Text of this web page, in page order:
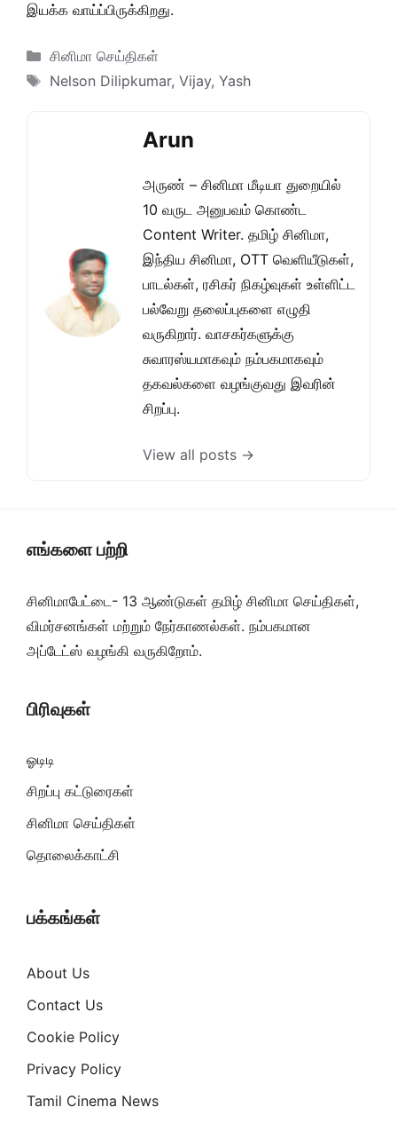
இயக்க வாய்ப்பிருக்கிறது.
Categories
சினிமா செய்திகள்
Tags
Nelson Dilipkumar, Vijay, Yash
Arun
அருண் – சினிமா மீடியா துறையில்
10 வருட அனுபவம் கொண்ட
Content Writer. தமிழ் சினிமா,
இந்திய சினிமா, OTT வெளியீடுகள்,
பாடல்கள், ரசிகர் நிகழ்வுகள் உள்ளிட்ட
பல்வேறு தலைப்புகளை எழுதி
வருகிறார். வாசகர்களுக்கு
சுவாரஸ்யமாகவும் நம்பகமாகவும்
தகவல்களை வழங்குவது இவரின்
சிறப்பு.
View all posts →
எங்களை பற்றி
சினிமாபேட்டை- 13 ஆண்டுகள் தமிழ் சினிமா செய்திகள்,
விமர்சனங்கள் மற்றும் நேர்காணல்கள். நம்பகமான
அப்டேட்ஸ் வழங்கி வருகிறோம்.
பிரிவுகள்
ஓடிடி
சிறப்பு கட்டுரைகள்
சினிமா செய்திகள்
தொலைக்காட்சி
பக்கங்கள்
About Us
Contact Us
Cookie Policy
Privacy Policy
Tamil Cinema News